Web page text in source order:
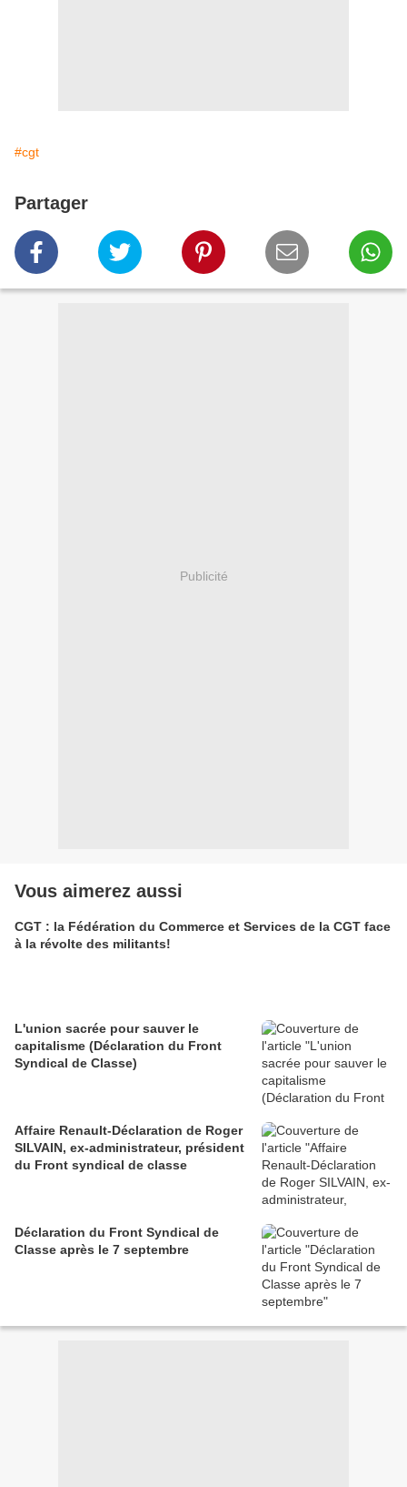
#cgt
Partager
Publicité
Vous aimerez aussi
CGT : la Fédération du Commerce et Services de la CGT face
à la révolte des militants!
L'union sacrée pour sauver le
capitalisme (Déclaration du Front
Syndical de Classe)
Affaire Renault-Déclaration de Roger
SILVAIN, ex-administrateur, président
du Front syndical de classe
Déclaration du Front Syndical de
Classe après le 7 septembre